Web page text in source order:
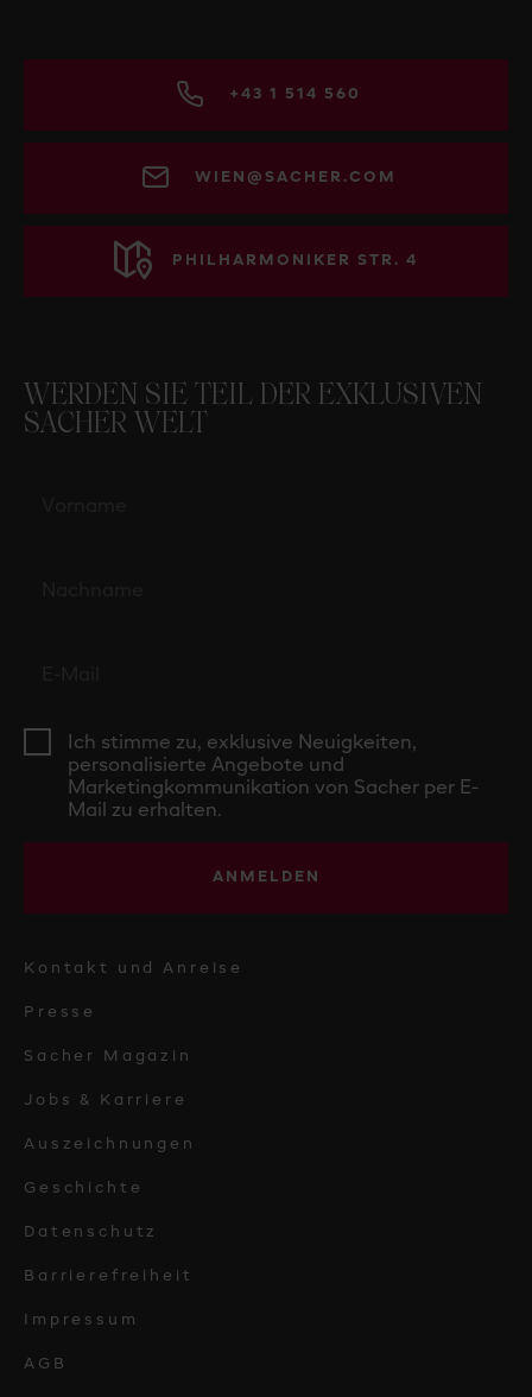
+43 1 514 560
WIEN@SACHER.COM
PHILHARMONIKER STR. 4
WERDEN SIE TEIL DER EXKLUSIVEN
SACHER WELT
Ich stimme zu, exklusive Neuigkeiten,
personalisierte Angebote und
Marketingkommunikation von Sacher per E-
Mail zu erhalten.
ANMELDEN
Kontakt und Anreise
Presse
Sacher Magazin
Jobs & Karriere
Auszeichnungen
Geschichte
Datenschutz
Barrierefreiheit
Impressum
AGB